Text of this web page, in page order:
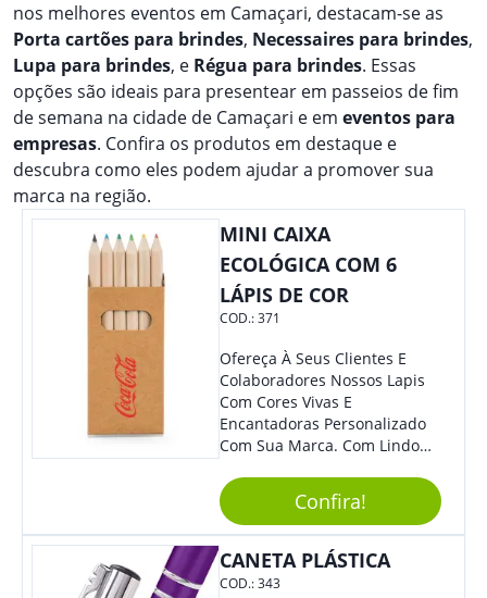
nos melhores eventos em Camaçari, destacam-se as
Porta cartões para brindes, Necessaires para brindes,
Lupa para brindes, e Régua para brindes. Essas
opções são ideais para presentear em passeios de fim
de semana na cidade de Camaçari e em eventos para
empresas. Confira os produtos em destaque e
descubra como eles podem ajudar a promover sua
marca na região.
MINI CAIXA
ECOLÓGICA COM 6
LÁPIS DE COR
COD.:371
Ofereça À Seus Clientes E
Colaboradores Nossos Lapis
Com Cores Vivas E
Encantadoras Personalizado
Com Sua Marca. Com Lindo
Para Diversas Ocasiões.
Perfeito, Não É?!
Confira!
CANETA PLÁSTICA
COD.:343